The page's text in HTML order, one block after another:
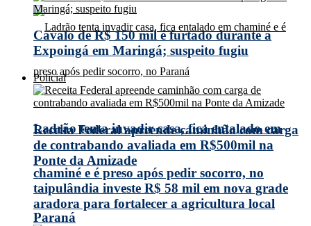
Ladrão tenta invadir casa, fica entalado em
chaminé e é preso após pedir socorro, no
Paraná
Cavalo de R$ 150 mil é furtado durante a
Expoingá em Maringá; suspeito fugiu
Policial
Receita Federal apreende caminhão com carga
de contrabando avaliada em R$500mil na
Ponte da Amizade
taipulândia investe R$ 58 mil em nova grade
aradora para fortalecer a agricultura local